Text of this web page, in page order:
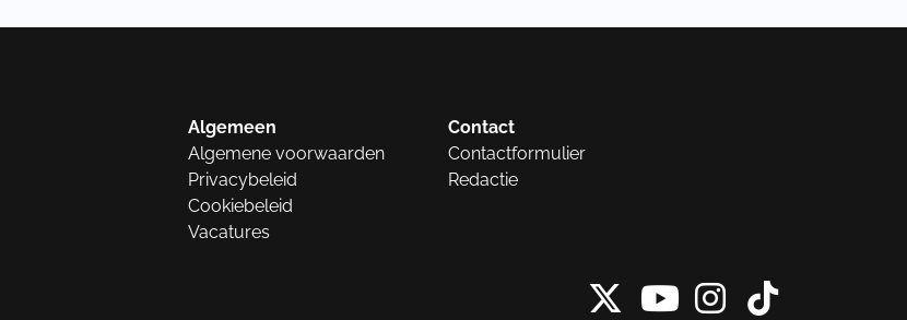
Algemeen
Algemene voorwaarden
Privacybeleid
Cookiebeleid
Vacatures
Contact
Contactformulier
Redactie
X vanInstagram
Tiktok